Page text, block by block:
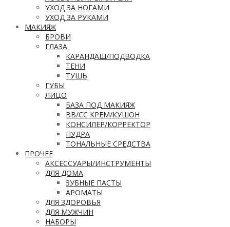
УХОД ЗА НОГАМИ
УХОД ЗА РУКАМИ
МАКИЯЖ
БРОВИ
ГЛАЗА
КАРАНДАШ/ПОДВОДКА
ТЕНИ
ТУШЬ
ГУБЫ
ЛИЦО
БАЗА ПОД МАКИЯЖ
ВВ/CC КРЕМ/КУШОН
КОНСИЛЕР/КОРРЕКТОР
ПУДРА
ТОНАЛЬНЫЕ СРЕДСТВА
ПРОЧЕЕ
АКСЕССУАРЫ/ИНСТРУМЕНТЫ
ДЛЯ ДОМА
ЗУБНЫЕ ПАСТЫ
АРОМАТЫ
ДЛЯ ЗДОРОВЬЯ
ДЛЯ МУЖЧИН
НАБОРЫ